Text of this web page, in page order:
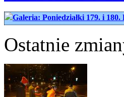
Galeria: Poniedziałki 179. i 180.
Ostatnie